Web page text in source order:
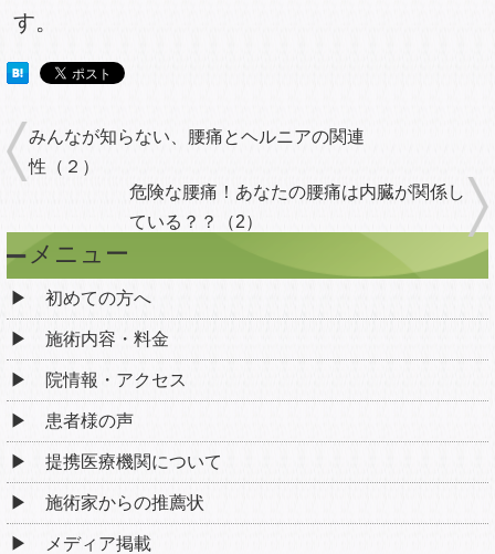
す。
みんなが知らない、腰痛とヘルニアの関連
性（２）
危険な腰痛！あなたの腰痛は内臓が関係し
ている？？（2）
メニュー
初めての方へ
施術内容・料金
院情報・アクセス
患者様の声
提携医療機関について
施術家からの推薦状
メディア掲載